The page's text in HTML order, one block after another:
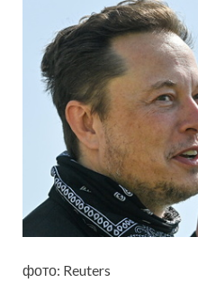
фото: Reuters